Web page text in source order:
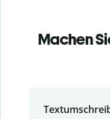
Machen